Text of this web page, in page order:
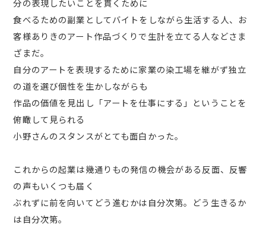
分の表現したいことを貫くために
食べるための副業としてバイトをしながら生活する人、お
客様ありきのアート作品づくりで生計を立てる人などさま
ざまだ。
自分のアートを表現するために家業の染工場を継がず独立
の道を選び個性を生かしながらも
作品の価値を見出し「アートを仕事にする」ということを
俯瞰して見られる
小野さんのスタンスがとても面白かった。
これからの起業は幾通りもの発信の機会がある反面、反響
の声もいくつも届く
ぶれずに前を向いてどう進むかは自分次第。どう生きるか
は自分次第。